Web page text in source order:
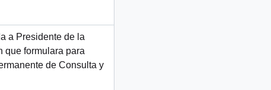
a Presidente de la
que formulara para
de Consulta y